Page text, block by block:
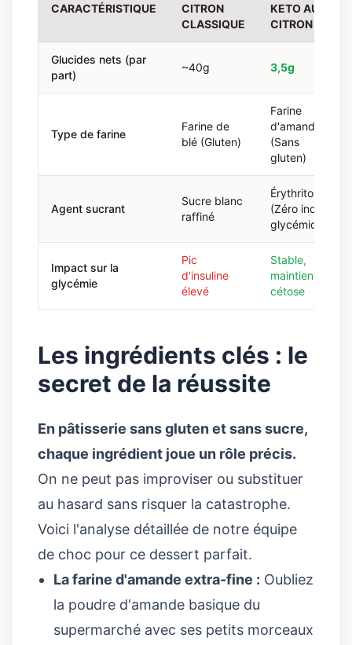
CARACTÉRISTIQUE
CITRON
CLASSIQUE
KETO AU
CITRON
Glucides nets (par
part)
~40g 3,5g
Type de farine
Farine de
blé (Gluten)
Farine
d'amande
(Sans
gluten)
Agent sucrant
Sucre blanc
raffiné
Érythritol
(Zéro index
glycémique)
Impact sur la
glycémie
Pic
d'insuline
élevé
Stable,
maintient la
cétose
Les ingrédients clés : le
secret de la réussite
En pâtisserie sans gluten et sans sucre,
chaque ingrédient joue un rôle précis.
On ne peut pas improviser ou substituer
au hasard sans risquer la catastrophe.
Voici l'analyse détaillée de notre équipe
de choc pour ce dessert parfait.
La farine d'amande extra-fine : Oubliez
la poudre d'amande basique du
supermarché avec ses petits morceaux